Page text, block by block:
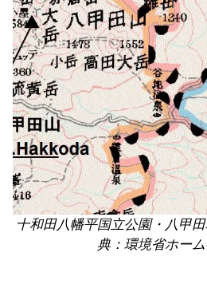
十和田八幡平国立公園・八甲
典：環境省ホーム